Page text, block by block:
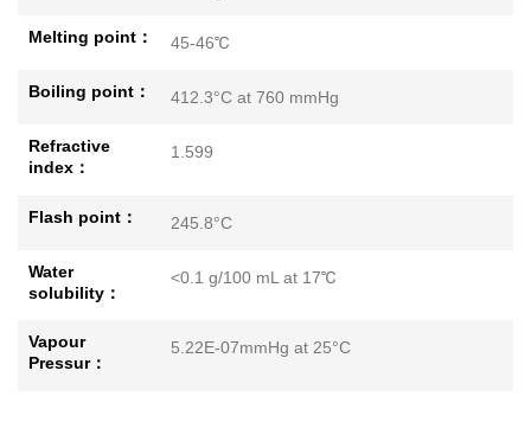
Melting point： 45-46℃
Boiling point： 412.3°C at 760 mmHg
Refractive
index：
1.599
Flash point： 245.8°C
Water
solubility：
<0.1 g/100 mL at 17℃
Vapour
Pressur：
5.22E-07mmHg at 25°C